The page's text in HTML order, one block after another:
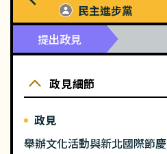
民主進步黨
提出政見
政見細節
政見
舉辦文化活動與新北國際節慶